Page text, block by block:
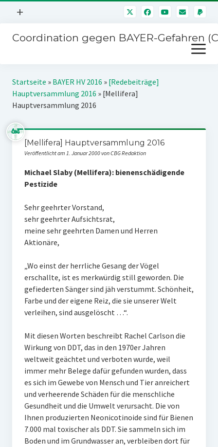
Menü
+
Mitmachen
Über uns
Kontakt
Impressum
Störfälle
Coordination gegen BAYER-Gefahren
Menü
öffnen
Kampagnen
Stichwort BAYER
Jahrestagung
Startseite » BAYER HV 2016 » [Redebeiträge]
Hauptversammlung 2016 » [Mellifera]
Hauptversammlung 2016
[Mellifera] Hauptversammlung 2016
Veröffentlicht am 1. Januar 2000 von CBG Redaktion
Michael Slaby (Mellifera): bienenschädigende
Pestizide
Sehr geehrter Vorstand,
sehr geehrter Aufsichtsrat,
meine sehr geehrten Damen und Herren
Aktionäre,
„Wo einst der herrliche Gesang der Vögel
erschallte, ist es merkwürdig still geworden. Die
gefiederten Sänger sind jäh verstummt. Schönheit,
Farbe und der eigene Reiz, die sie unserer Welt
verleihen, sind ausgelöscht …“.
Mit diesen Worten beschreibt Rachel Carlson die
Wirkung von DDT, das in den 1970er Jahren
weltweit geächtet und verboten wurde, weil
immer mehr Belege dafür gefunden wurden, dass
es sich im Gewebe von Mensch und Tier anreichert
und verheerende Schäden für die menschliche
Gesundheit und die Umwelt verursacht. Die von
Ihnen produzierten Neonicotinoide sind für Bienen
7.000 mal toxischer als DDT. Sie sammeln sich im
Boden und im Grundwasser an, verbleiben dort für